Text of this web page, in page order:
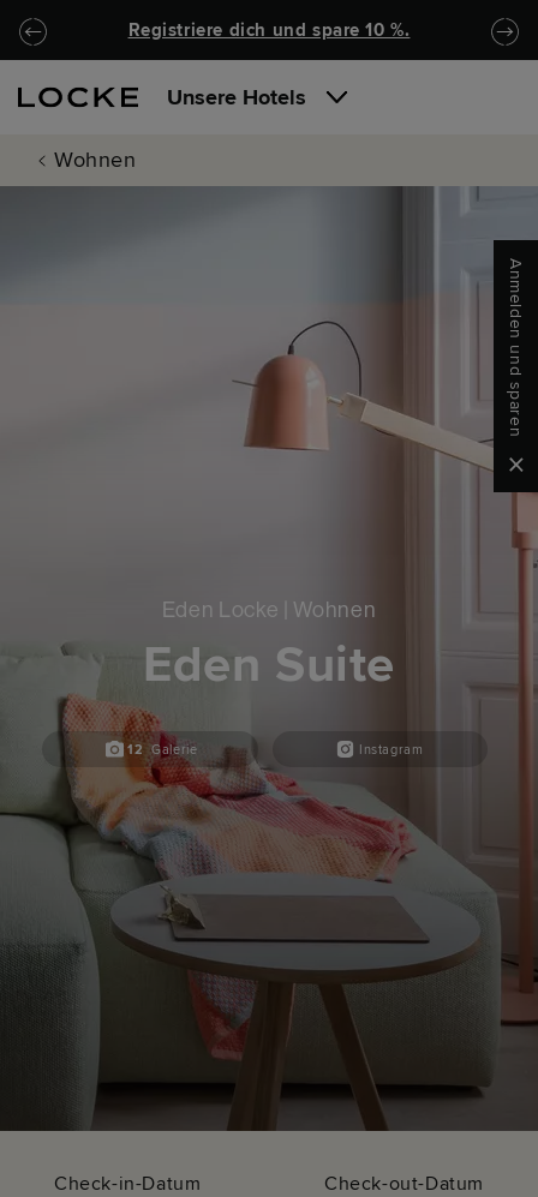
Zu Hauptinhalt springen
Locke.Header.SkipToNav
Registriere dich und spare 10 %.
Unsere Hotels
Wohnen
Eden Locke | Wohnen
Eden Suite
12 Galerie Instagram
Check-in-Datum Check-out-Datum
Anmelden und sparen